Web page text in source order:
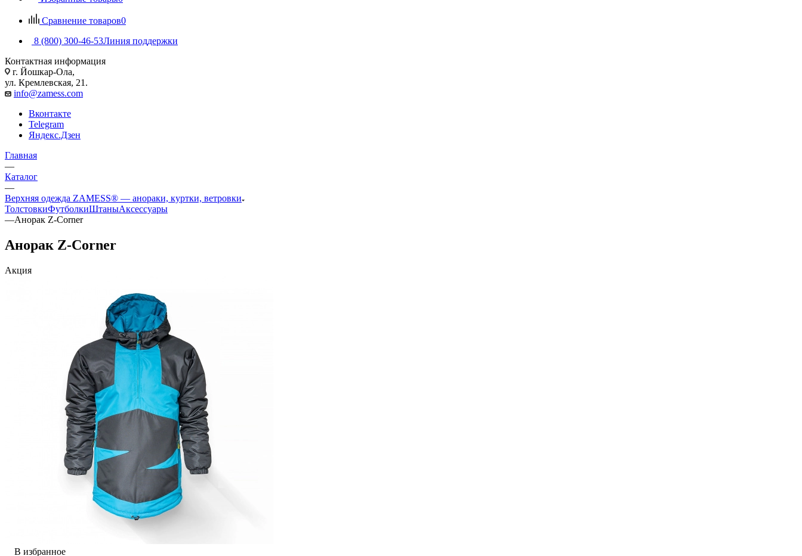
Сравнение товаров0
8 (800) 300-46-53Линия поддержки
Контактная информация
г. Йошкар-Ола,
ул. Кремлевская, 21.
info@zamess.com
Вконтакте
Telegram
Яндекс.Дзен
Главная
—
Каталог
—
Верхняя одежда ZAMESS® — анораки, куртки, ветровки
ТолстовкиФутболкиШтаныАксессуары
—Анорак Z-Corner
Анорак Z-Corner
Акция
В избранное